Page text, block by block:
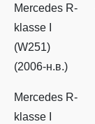
Mercedes R-
klasse I
(W251)
(2006-н.в.)
Mercedes R-
klasse I